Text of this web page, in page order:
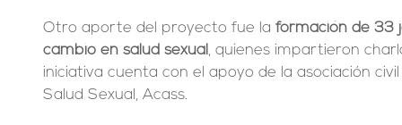
Otro aporte del proyecto fue la formación de 33
cambio en salud sexual , quienes impartieron
iniciativa cuenta con el apoyo de la asociación
Salud Sexual, Acass.